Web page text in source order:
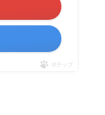
ポチップ